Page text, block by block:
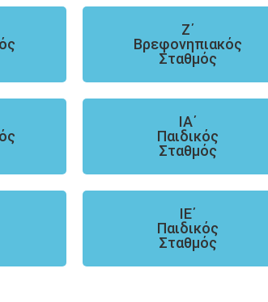
Ζ΄
Βρεφονηπιακός
Σταθμός
ΙΑ΄
Παιδικός
Σταθμός
ΙΕ΄
Παιδικός
Σταθμός